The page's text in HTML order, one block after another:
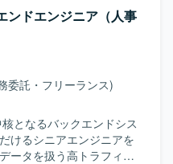
などの生成AIツール
す。
ECアプリのサーバーサイ
す。1チーム4〜7名規模の
件定義、設計、実装、リ
っていただきます。
ジニア、QAと連携しなが
スまでをオーナーシップ
ドメイン分割やコンポー
やSRE強化などの技術基
ただき、チームの開発生
献していただきます。
ンドエンジニア（人事
委託・フリーランス)
となるバックエンドシス
けるシニアエンジニアを
ータを扱う高トラフィッ